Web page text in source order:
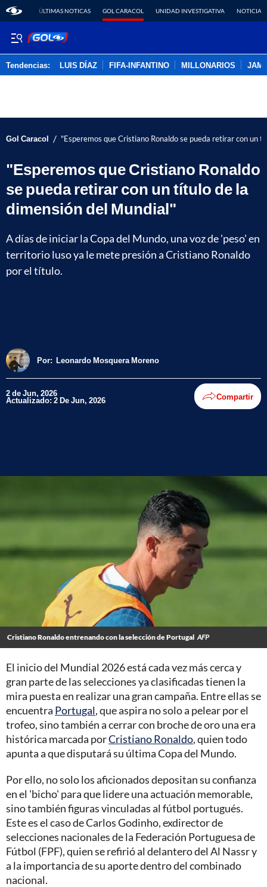
ÚLTIMAS NOTICAS GOL CARACOL UNIDAD INVESTIGATIVA NOTICIAS
Tendencias: LUIS DÍAZ FIFA-INFANTINO MILLONARIOS
Gol Caracol / "Esperemos que Cristiano Ronaldo se pueda retirar con un
"Esperemos que Cristiano Ronaldo
se pueda retirar con un título de la
dimensión del Mundial"
A días de iniciar la Copa del Mundo, una voz de 'peso' en
territorio luso ya le mete presión a Cristiano Ronaldo
por el título.
Por: Leonardo Mosquera Moreno
2 de Jun, 2026
Actualizado: 2 De Jun, 2026 Compartir
Cristiano Ronaldo entrenando con la selección de Portugal AFP
El inicio del Mundial 2026 está cada vez más cerca y
gran parte de las selecciones ya clasificadas tienen la
mira puesta en realizar una gran campaña. Entre ellas se
encuentra Portugal, que aspira no solo a pelear por el
trofeo, sino también a cerrar con broche de oro una era
histórica marcada porCristiano Ronaldo, quien todo
apunta a que disputará su última Copa del Mundo.
Por ello, no solo los aficionados depositan su confianza
en el 'bicho' para que lidere una actuación memorable,
sino también figuras vinculadas al fútbol portugués.
Este es el caso de Carlos Godinho, exdirector de
selecciones nacionales de la Federación Portuguesa de
Fútbol (FPF), quien se refirió al delantero del Al Nassr y
a la importancia de su aporte dentro del combinado
nacional.